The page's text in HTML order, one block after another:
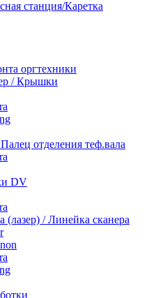
станция/Каретка
оргтехники
/ Крышки
отделения теф.вала
DV
(лазер) / Линейка сканера